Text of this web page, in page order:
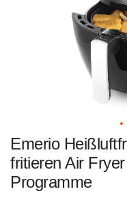
Zum
Anfang
der
Bildgalerie
springen
Emerio
fritieren Air
Programme